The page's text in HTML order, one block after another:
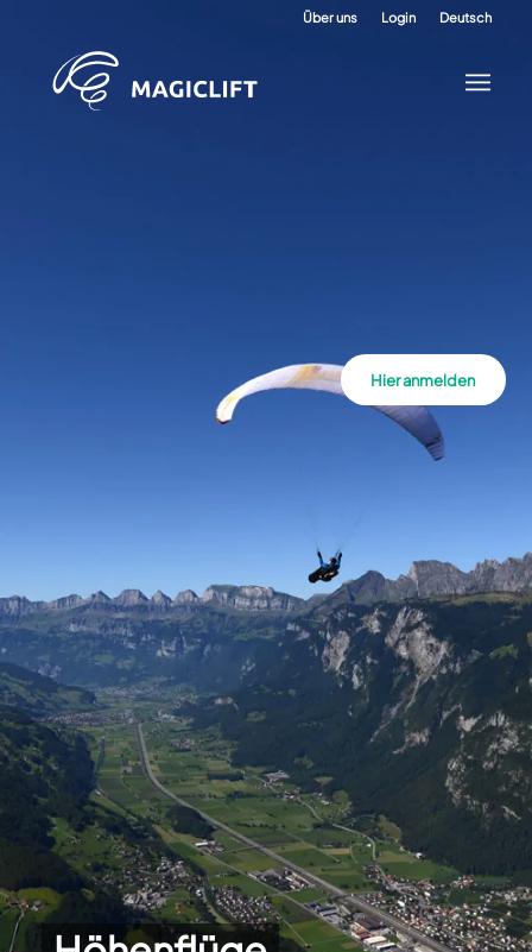
Über uns Login Deutsch
Hier anmelden